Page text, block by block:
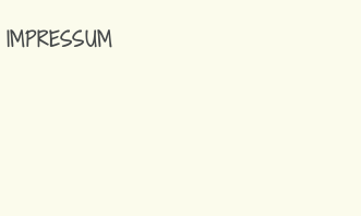
IMPRESSUM